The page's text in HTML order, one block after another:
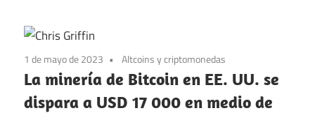
1 de mayo de 2023 Altcoins y criptomonedas
La minería de Bitcoin en EE. UU. se
dispara a USD 17 000 en medio de